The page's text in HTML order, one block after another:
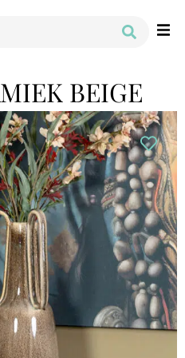
BEIGE